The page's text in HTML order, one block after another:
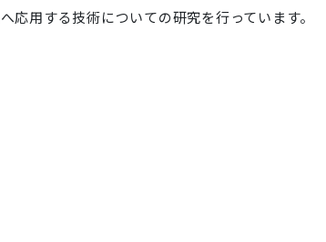
用する技術についての研究を行っています。